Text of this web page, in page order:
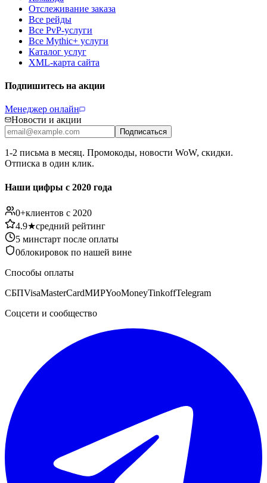
Отслеживание заказа
Все рейды
Все PvP-услуги
Все Mythic+ услуги
Каталог услуг
XML-карта сайта
Подпишитесь на акции
Менеджер онлайн
Новости и акции
Подписаться
1-2 письма в месяц. Промокоды, новости WoW, скидки.
Отписка в один клик.
Наши цифры с 2020 года
0+клиентов с 2020
4.9★средний рейтинг
5 минстарт после оплаты
0блокировок по нашей вине
Способы оплаты
СБПVisaMasterCardМИРYooMoneyTinkoffTelegram
Соцсети и сообщество